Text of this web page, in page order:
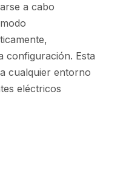
a cabo
configuración. Esta
cualquier entorno
eléctricos